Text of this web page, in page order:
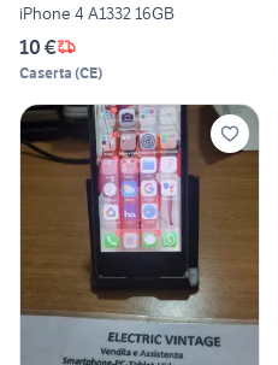
iPhone 4 A1332 16GB
10 €
Caserta (CE)